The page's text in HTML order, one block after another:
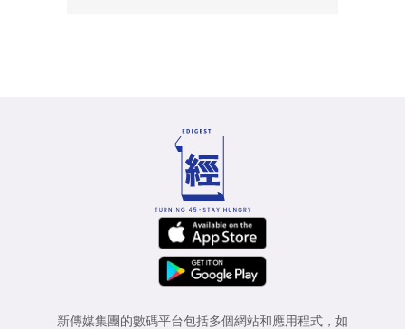
新傳媒集團的數碼平台包括多個網站和應用程式，如